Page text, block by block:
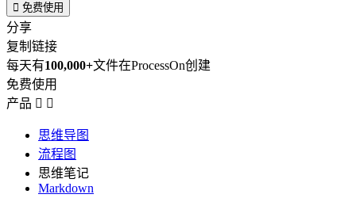
 免费使用
分享
复制链接
每天有100,000+文件在ProcessOn创建
免费使用
产品  
思维导图
流程图
思维笔记
Markdown